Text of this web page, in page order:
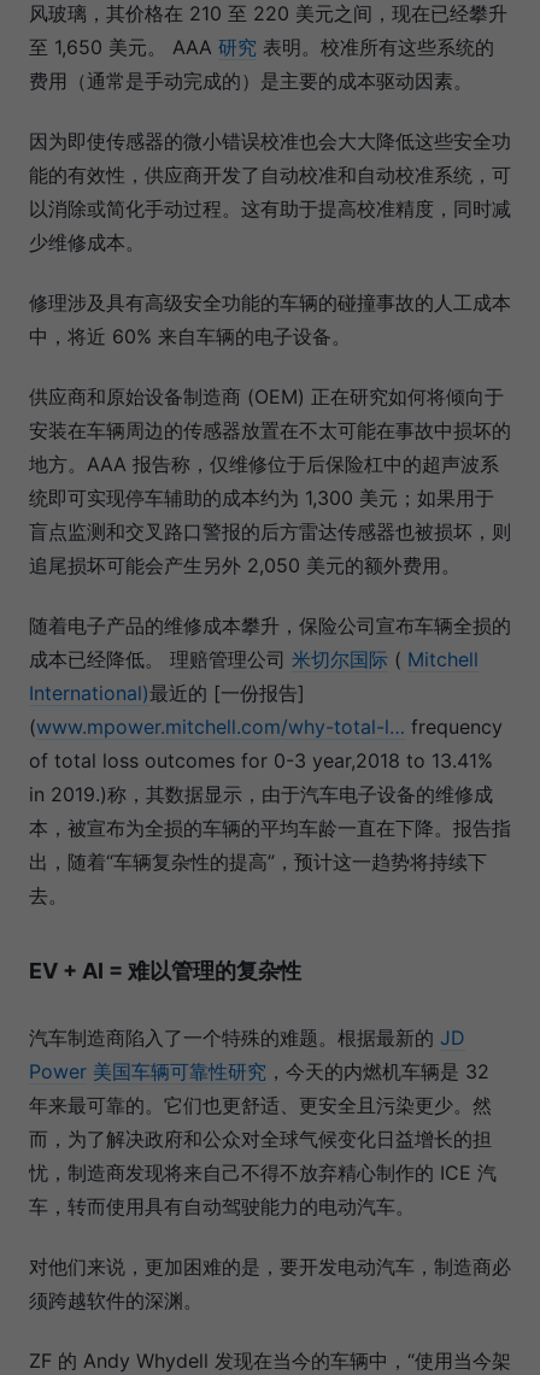
风玻璃，其价格在 210 至 220 美元之间，现在已经攀升
至 1,650 美元。 AAA 研究 表明。校准所有这些系统的
费用（通常是手动完成的）是主要的成本驱动因素。
因为即使传感器的微小错误校准也会大大降低这些安全功
能的有效性，供应商开发了自动校准和自动校准系统，可
以消除或简化手动过程。这有助于提高校准精度，同时减
少维修成本。
修理涉及具有高级安全功能的车辆的碰撞事故的人工成本
中，将近 60% 来自车辆的电子设备。
供应商和原始设备制造商 (OEM) 正在研究如何将倾向于
安装在车辆周边的传感器放置在不太可能在事故中损坏的
地方。AAA 报告称，仅维修位于后保险杠中的超声波系
统即可实现停车辅助的成本约为 1,300 美元；如果用于
盲点监测和交叉路口警报的后方雷达传感器也被损坏，则
追尾损坏可能会产生另外 2,050 美元的额外费用。
随着电子产品的维修成本攀升，保险公司宣布车辆全损的
成本已经降低。 理赔管理公司 米切尔国际 ( Mitchell
International)最近的 [一份报告]
(www.mpower.mitchell.com/why-total-l… frequency
of total loss outcomes for 0-3 year,2018 to 13.41%
in 2019.)称，其数据显示，由于汽车电子设备的维修成
本，被宣布为全损的车辆的平均车龄一直在下降。报告指
出，随着“车辆复杂性的提高”，预计这一趋势将持续下
去。
EV + AI = 难以管理的复杂性
汽车制造商陷入了一个特殊的难题。根据最新的 JD
Power 美国车辆可靠性研究 ，今天的内燃机车辆是 32
年来最可靠的。它们也更舒适、更安全且污染更少。然
而，为了解决政府和公众对全球气候变化日益增长的担
忧，制造商发现将来自己不得不放弃精心制作的 ICE 汽
车，转而使用具有自动驾驶能力的电动汽车。
对他们来说，更加困难的是，要开发电动汽车，制造商必
须跨越软件的深渊。
ZF 的 Andy Whydell 发现在当今的车辆中，“使用当今架